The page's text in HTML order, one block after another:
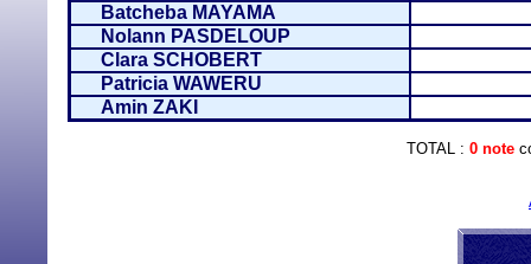
Batcheba MAYAMA
Nolann PASDELOUP
Clara SCHOBERT
Patricia WAWERU
Amin ZAKI
TOTAL : 0 note